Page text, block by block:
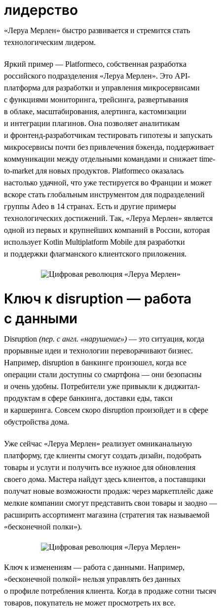
лидерство
«Леруа Мерлен» быстро развивается и стремится стать
технологическим лидером.
Яркий пример — Platformeco, собственная разработка
российского подразделения «Леруа Мерлен». Это API-
платформа для разработки и управления микросервисами
с функциями мониторинга, трейсинга, развертывания
в облаке, масштабирования, алертинга, кастомизации
и интеграции плагинов. Она позволяет аналитикам
и фронтенд-разработчикам тестировать гипотезы и запускать
микросервисы почти без привлечения бэкенда, поддерживает
коммуникации между отдельными командами и снижает time-
to-market для новых продуктов. Platformeco оказалась
настолько удачной, что уже тестируется во Франции и может
вскоре стать глобальным инструментом для подразделений
группы Adeo в 14 странах. Есть и другие примеры
технологических достижений. Так, «Леруа Мерлен» является
одной из первых и крупнейших компаний в России, которая
использует Kotlin Multiplatform Mobile для разработки
и поддержки флагманского клиентского приложения.
Ключ к disruption — работа
с данными
Disruption (пер. с англ. «нарушение») — это ситуация, когда
прорывные идеи и технологии переворачивают бизнес.
Например, disruption в банкинге произошел, когда все
операции стали доступны со смартфона — они безопасны
и очень удобны. Потребители уже привыкли к диджитал-
продуктам в сфере банкинга, доставки еды, такси
и каршеринга. Совсем скоро disruption произойдет и в сфере
обустройства дома.
Уже сейчас «Леруа Мерлен» реализует омниканальную
платформу, где клиенты смогут создать дизайн, подобрать
товары и услуги и получить все нужное для обновления
своего дома. Мастера найдут здесь клиентов, а поставщики
получат новые возможности продаж: через маркетплейс даже
мелкие компании смогут представить свои товары и заодно —
расширить ассортимент магазина (стратегия так называемой
«бесконечной полки»).
Ключ к изменениям — работа с данными. Например,
«бесконечной полкой» нельзя управлять без данных
о профиле потребления клиента. Когда в продаже сотни тысяч
товаров, покупатель не может просмотреть их все.